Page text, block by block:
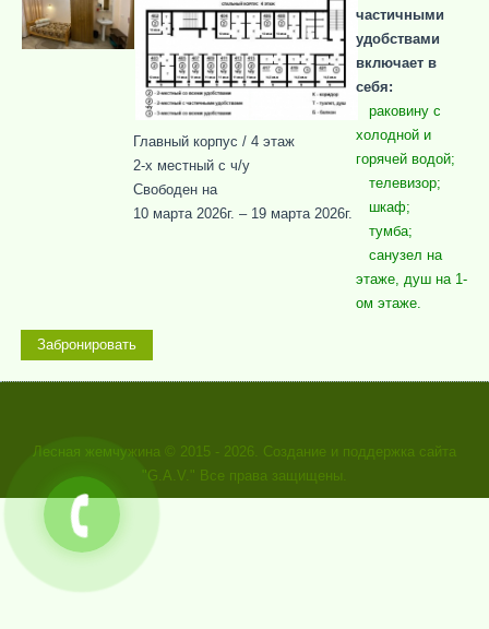
Главный корпус / 4 этаж
2-x местный c ч/у
Свободен на
10 марта 2026г. – 19 марта 2026г.
частичными
удобствами
включает в
себя:
раковину с
холодной и
горячей водой;
телевизор;
шкаф;
тумба;
санузел на
этаже, душ на 1-
ом этаже.
Забронировать
Лесная жемчужина © 2015 - 2026. Создание и поддержка сайта
"G.A.V." Все права защищены.